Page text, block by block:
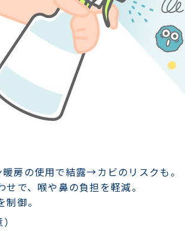
房の使用で結露→カビのリスクも。
で、喉や鼻の負担を軽減。
御。